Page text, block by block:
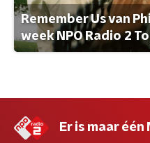
Remember Us van
week NPO Radio 2
Er is maar één